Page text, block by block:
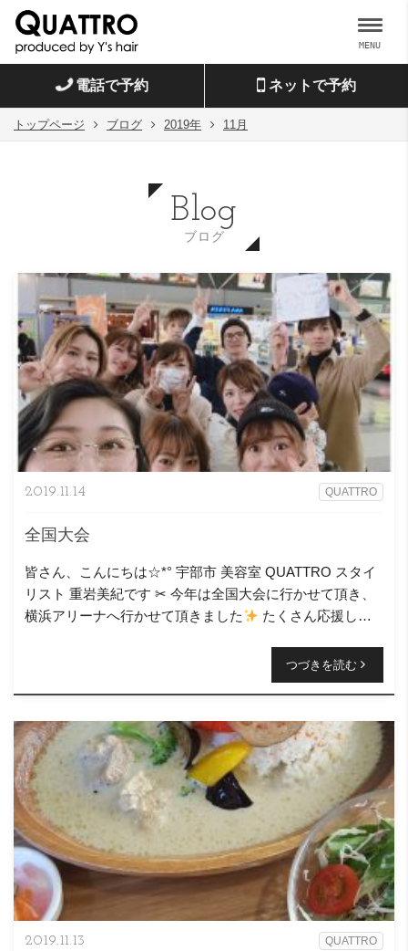
電話で予約 ネットで予約
トップページ ブログ 2019年 11月
Blog
ブログ
全国大会
2019.11.14 QUATTRO
皆さん、こんにちは☆*° 宇部市 美容室 QUATTRO スタイ
リスト 重岩美紀です ‪✂︎‬ 今年は全国大会に行かせて頂き、
横浜アリーナへ行かせて頂きました
たくさん応援して
つづきを読む
2019.11.13 QUATTRO
MENU